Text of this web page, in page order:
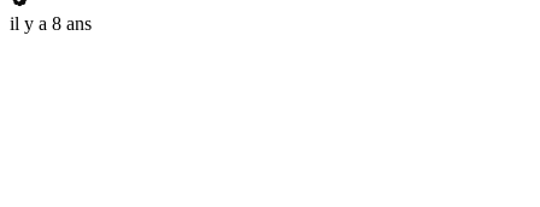
il y a 8 ans